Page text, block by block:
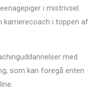
i mistrivsel.
karrierecoach i toppen af
med
som kan foregå enten